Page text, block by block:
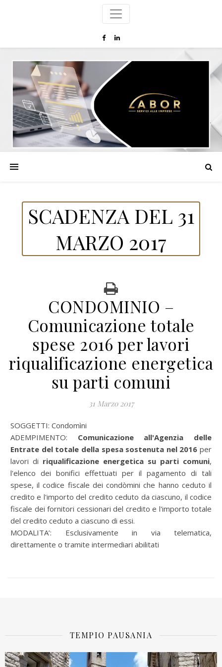
SCADENZA DEL 31
MARZO 2017
CONDOMINIO –
Comunicazione totale
spese 2016 per lavori
riqualificazione energetica
su parti comuni
31 Marzo 2017
SOGGETTI: Condomìni
ADEMPIMENTO: Comunicazione all'Agenzia delle
Entrate del totale della spesa sostenuta nel 2016 per
lavori di riqualificazione energetica su parti comuni,
l'elenco dei bonifici effettuati per il pagamento di tali
spese, il codice fiscale dei condòmini che hanno ceduto il
credito e l'importo del credito ceduto da ciascuno, il codice
fiscale dei fornitori cessionari del credito e l'importo totale
del credito ceduto a ciascuno di essi.
MODALITA’: Esclusivamente in via telematica,
direttamente o tramite intermediari abilitati
TEMPIO PAUSANIA